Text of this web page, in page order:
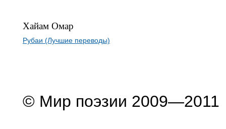
Хайам Омар
Рубаи (Лучшие переводы)
© Мир поэзии 2009—2011